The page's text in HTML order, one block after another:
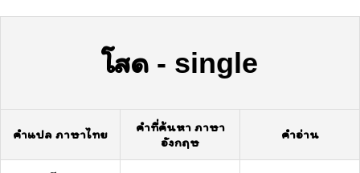
โสด - single
คำแปล ภาษาไทย
คำที่ค้นหา ภาษา
อังกฤษ
คำอ่าน